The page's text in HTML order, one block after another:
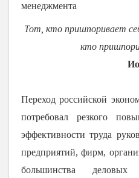
менеджмента
Тот, кто пришпоривает
кто
Переход российской
потребовал резкого
эффективности труда
предприятий, фирм,
большинства